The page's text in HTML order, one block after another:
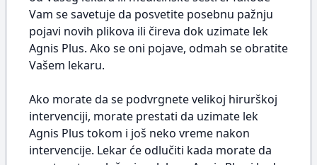
Vam se savetuje da posvetite posebnu pažnju
pojavi novih plikova ili čireva dok uzimate lek
Agnis Plus. Ako se oni pojave, odmah se obratite
Vašem lekaru.
Ako morate da se podvrgnete velikoj hirurškoj
intervenciji, morate prestati da uzimate lek
Agnis Plus tokom i još neko vreme nakon
intervencije. Lekar će odlučiti kada morate da